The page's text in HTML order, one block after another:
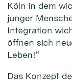
Köln in dem
junger
Integration
öffnen sich
Leben!“
Das Konzept